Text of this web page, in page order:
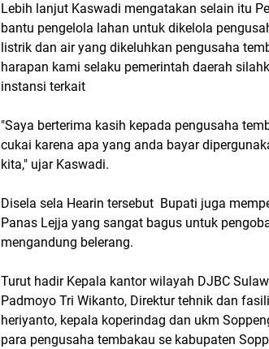
Lebih lanjut Kaswadi mengatakan selain itu
bantu pengelola lahan untuk dikelola
listrik dan air yang dikeluhkan pengusaha
harapan kami selaku pemerintah daerah
instansi terkait
"Saya berterima kasih kepada pengusaha
cukai karena apa yang anda bayar
kita," ujar Kaswadi.
Disela sela Hearin tersebut Bupati juga
Panas Lejja yang sangat bagus untuk
mengandung belerang.
Turut hadir Kepala kantor wilayah DJBC
Padmoyo Tri Wikanto, Direktur tehnik dan
heriyanto, kepala koperindag dan ukm
para pengusaha tembakau se kabupaten